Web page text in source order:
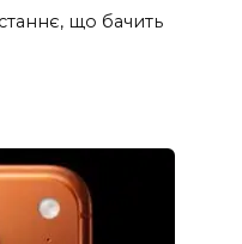
що бачить